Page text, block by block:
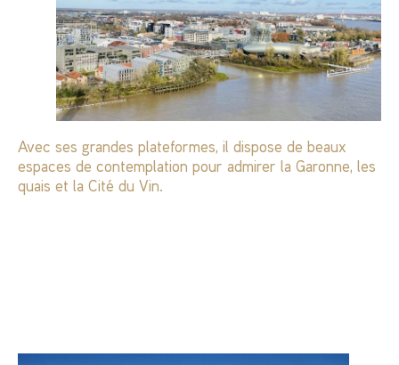
Avec ses grandes plateformes, il dispose de beaux
espaces de contemplation pour admirer la Garonne, les
quais et la Cité du Vin.